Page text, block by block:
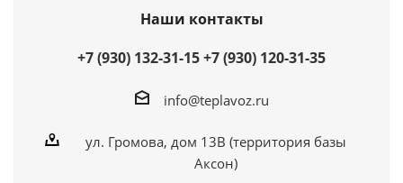
Наши контакты
+7 (930) 132-31-15+7 (930) 120-31-35
info@teplavoz.ru
ул. Громова, дом 13В (территория базы
Аксон)